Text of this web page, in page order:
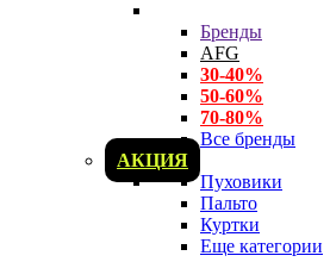
Бренды
AFG
30-40%
50-60%
70-80%
Все бренды
АКЦИЯ
Пуховики
Пальто
Куртки
Еще категории